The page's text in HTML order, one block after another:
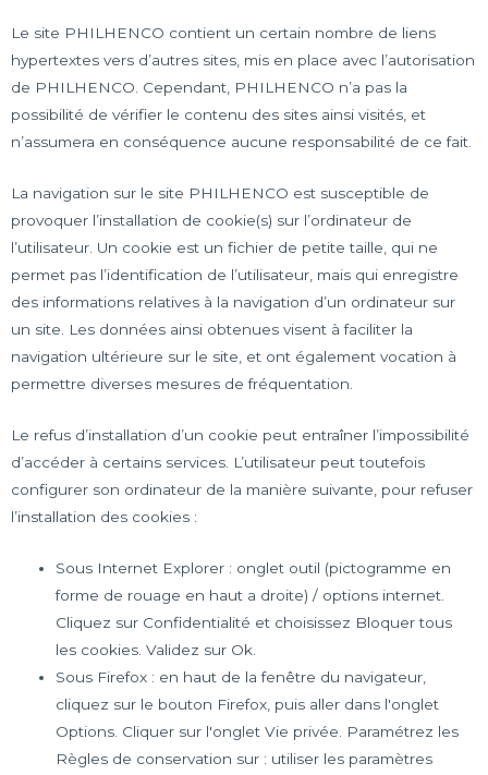
Le site PHILHENCO contient un certain nombre de liens
hypertextes vers d’autres sites, mis en place avec l’autorisation
de PHILHENCO. Cependant, PHILHENCO n’a pas la
possibilité de vérifier le contenu des sites ainsi visités, et
n’assumera en conséquence aucune responsabilité de ce fait.
La navigation sur le site PHILHENCO est susceptible de
provoquer l’installation de cookie(s) sur l’ordinateur de
l’utilisateur. Un cookie est un fichier de petite taille, qui ne
permet pas l’identification de l’utilisateur, mais qui enregistre
des informations relatives à la navigation d’un ordinateur sur
un site. Les données ainsi obtenues visent à faciliter la
navigation ultérieure sur le site, et ont également vocation à
permettre diverses mesures de fréquentation.
Le refus d’installation d’un cookie peut entraîner l’impossibilité
d’accéder à certains services. L’utilisateur peut toutefois
configurer son ordinateur de la manière suivante, pour refuser
l’installation des cookies :
Sous Internet Explorer : onglet outil (pictogramme en
forme de rouage en haut a droite) / options internet.
Cliquez sur Confidentialité et choisissez Bloquer tous
les cookies. Validez sur Ok.
Sous Firefox : en haut de la fenêtre du navigateur,
cliquez sur le bouton Firefox, puis aller dans l'onglet
Options. Cliquer sur l'onglet Vie privée. Paramétrez les
Règles de conservation sur : utiliser les paramètres